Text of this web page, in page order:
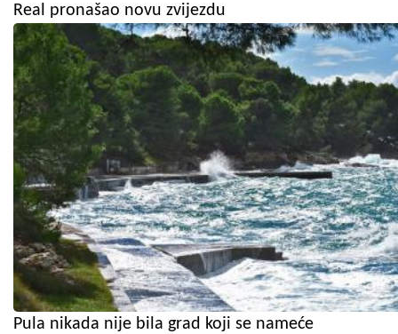
Real pronašao novu zvijezdu
Pula nikada nije bila grad koji se nameće